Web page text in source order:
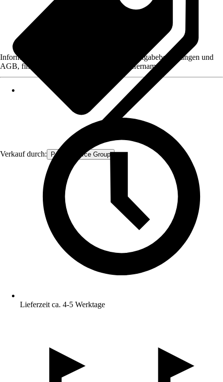
Verkauf durch: Procommerce Group
Informationen des Verkäufers, wie z. B. Rückgabebedingungen und
AGB, finden Sie bei Klick auf den Verkäufernamen.
Lieferzeit ca. 4-5 Werktage